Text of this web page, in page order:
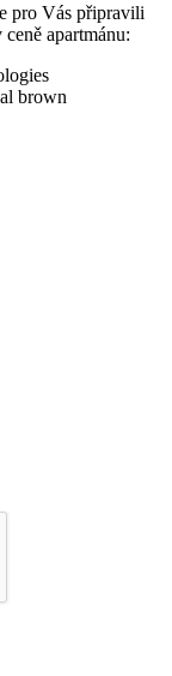
pro Vás připravili
apartmánu:
brown